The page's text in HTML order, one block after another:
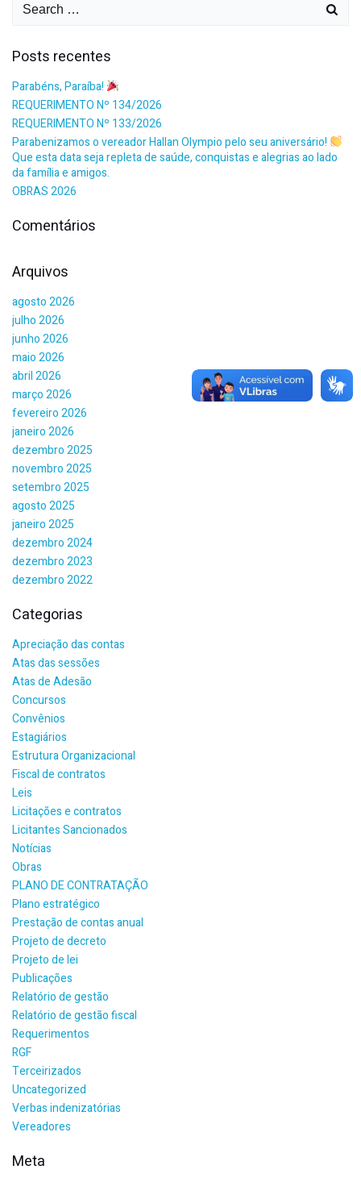
Posts recentes
Parabéns, Paraíba!
REQUERIMENTO Nº 134/2026
REQUERIMENTO Nº 133/2026
Parabenizamos o vereador Hallan Olympio pelo seu aniversário!
Que esta data seja repleta de saúde, conquistas e alegrias ao lado
da família e amigos.
OBRAS 2026
Comentários
Arquivos
agosto 2026
julho 2026
junho 2026
maio 2026
abril 2026
março 2026
fevereiro 2026
janeiro 2026
dezembro 2025
novembro 2025
setembro 2025
agosto 2025
janeiro 2025
dezembro 2024
dezembro 2023
dezembro 2022
Categorias
Apreciação das contas
Atas das sessões
Atas de Adesão
Concursos
Convênios
Estagiários
Estrutura Organizacional
Fiscal de contratos
Leis
Licitações e contratos
Licitantes Sancionados
Notícias
Obras
PLANO DE CONTRATAÇÃO
Plano estratégico
Prestação de contas anual
Projeto de decreto
Projeto de lei
Publicações
Relatório de gestão
Relatório de gestão fiscal
Requerimentos
RGF
Terceirizados
Uncategorized
Verbas indenizatórias
Vereadores
Meta